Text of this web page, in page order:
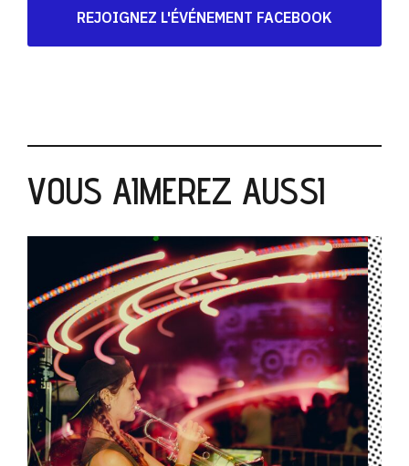
REJOIGNEZ L'ÉVÉNEMENT FACEBOOK
VOUS AIMEREZ AUSSI